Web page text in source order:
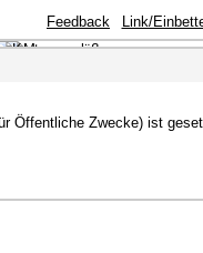
Feedback Link/
Öffentliche Zwecke) ist